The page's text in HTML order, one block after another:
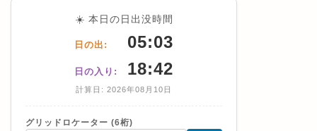
☀️ 本日の日出没時間
日の出: 05:03
日の入り: 18:42
計算日: 2026年08月10日
グリッドロケーター (6桁)